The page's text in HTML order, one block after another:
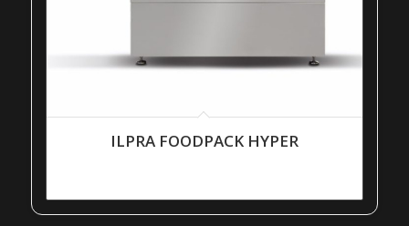
ILPRA FOODPACK HYPER